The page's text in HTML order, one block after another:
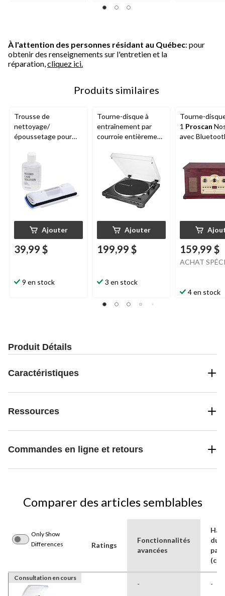
À l'attention des personnes résidant au Québec: pour
obtenir des renseignements sur l'entretien et la
réparation, cliquez ici.
Produits similaires
Trousse de
nettoyage/
époussetage pour
Technica pour LP/EP
Ajouter
39,99 $
9 en stock
Tourne-disque à
entraînement par
courroie entièrement
Technica LP60X, 2
vitesses, noir
Ajouter
199,99 $
3 en stock
Tourne-
1 Proscan
avec
159,99 $
ACHAT
4 en stock
Produit Détails
Caractéristiques
Ressources
Commandes en ligne et retours
Comparer des articles semblables
Only Show
Differences
Ratings
Fonctionnalités
avancées
du
(cm)
Consultation en cours
- -